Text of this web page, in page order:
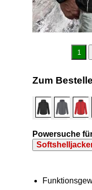
1
Zum
Powersuche